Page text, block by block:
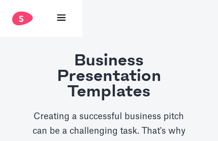
Business
Presentation
Templates
Creating a successful business pitch
can be a challenging task. That's why